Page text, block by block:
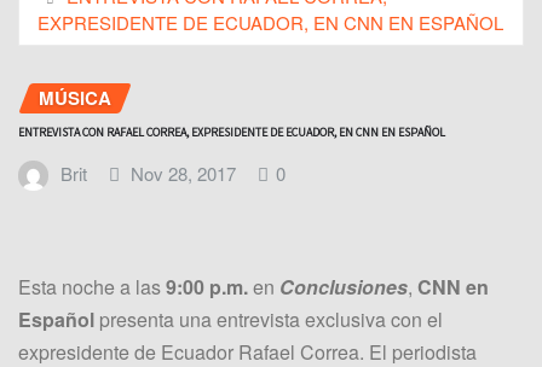
EXPRESIDENTE DE ECUADOR, EN CNN EN ESPAÑOL
MÚSICA
ENTREVISTA CON RAFAEL CORREA, EXPRESIDENTE DE ECUADOR, EN CNN EN ESPAÑOL
Brit Nov 28, 2017 0
Esta noche a las9:00 p.m.en Conclusiones, CNN en
Español presenta una entrevista exclusiva con el
expresidente de Ecuador Rafael Correa. El periodista